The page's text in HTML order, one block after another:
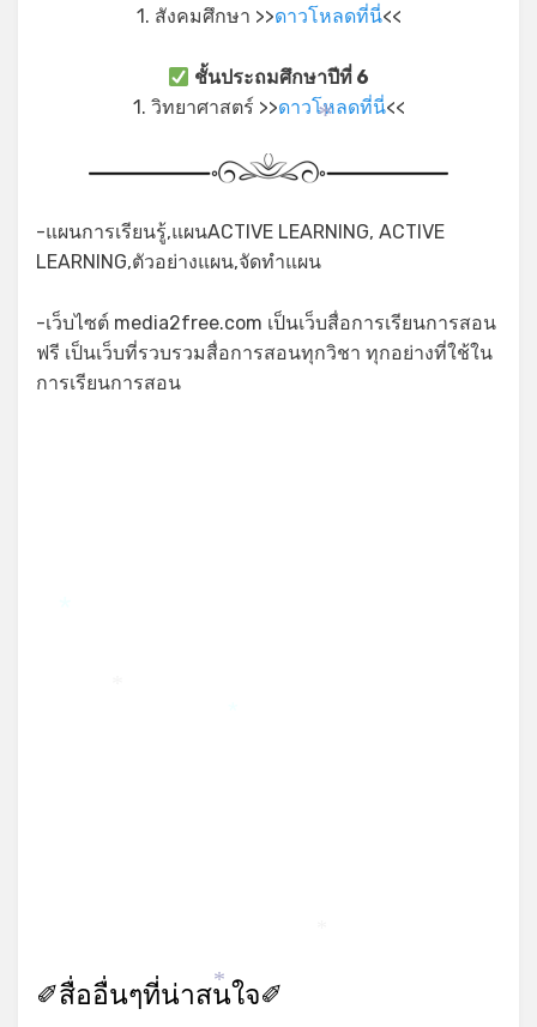
1. สังคมศึกษา >>ดาวโหลดที่นี่<<
ชั้นประถมศึกษาปีที่ 6
1. วิทยาศาสตร์ >>ดาวโหลดที่นี่<<
-แผนการเรียนรู้,แผนACTIVE LEARNING, ACTIVE
LEARNING,ตัวอย่างแผน,จัดทำแผน
-เว็บไซต์ media2free.com เป็นเว็บสื่อการเรียนการสอน
ฟรี เป็นเว็บที่รวบรวมสื่อการสอนทุกวิชา ทุกอย่างที่ใช้ใน
การเรียนการสอน
✐สื่ออื่นๆที่น่าสนใจ✐
*